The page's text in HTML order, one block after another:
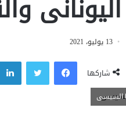
اليونانى
13 يوليو، 2021
شاركها
فيسبوك
السيسى